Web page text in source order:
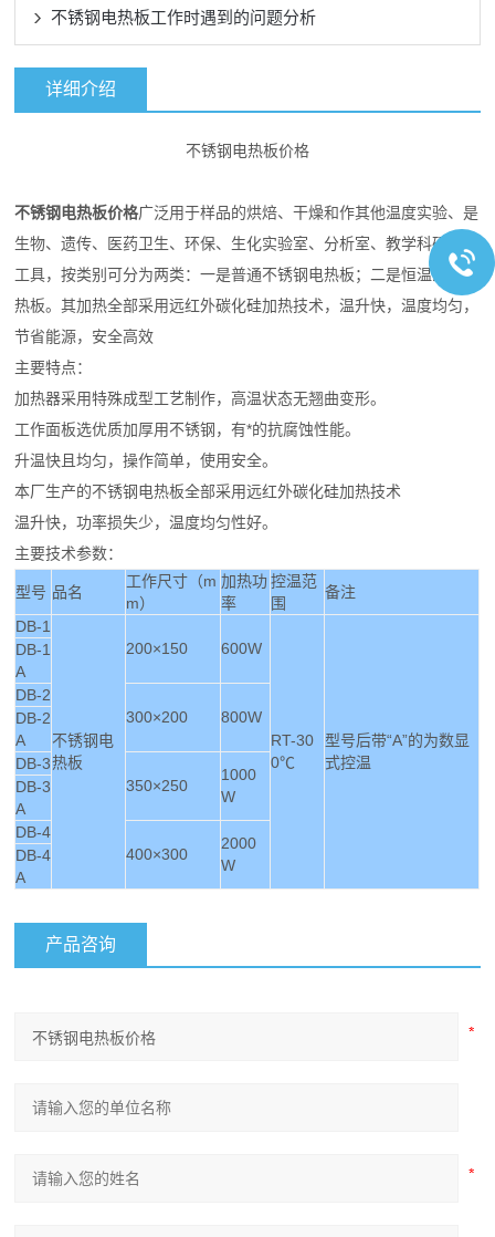
不锈钢电热板工作时遇到的问题分析
详细介绍
不锈钢电热板价格
不锈钢电热板价格广泛用于样品的烘焙、干燥和作其他温度实验、是
生物、遗传、医药卫生、环保、生化实验室、分析室、教学科研的*
工具，按类别可分为两类：一是普通不锈钢电热板；二是恒温温控电
热板。其加热全部采用远红外碳化硅加热技术，温升快，温度均匀，
节省能源，安全高效
主要特点：
加热器采用特殊成型工艺制作，高温状态无翘曲变形。
工作面板选优质加厚用不锈钢，有*的抗腐蚀性能。
升温快且均匀，操作简单，使用安全。
本厂生产的不锈钢电热板全部采用远红外碳化硅加热技术
温升快，功率损失少，温度均匀性好。
主要技术参数：
型号 品名
工作尺寸（m
m）
加热功
率
控温范
围
备注
DB-1
不锈钢电
热板
200×150 600W
RT-30
0℃
型号后带“A”的为数显
式控温
DB-1
A
DB-2
300×200
800W
DB-2
A
DB-3
350×250
1000
W
DB-3
A
DB-4
400×300
2000
W
DB-4
A
产品咨询